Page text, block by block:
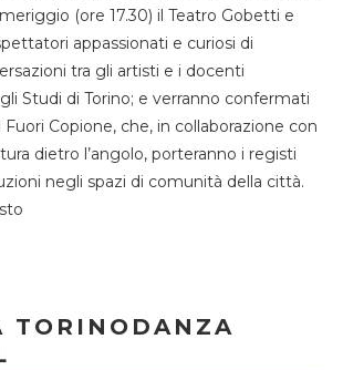
(ore 17.30) il Teatro Gobetti e
appassionati e curiosi di
tra gli artisti e i docenti
Studi di Torino; e verranno confermati
Copione, che, in collaborazione con
dietro l’angolo, porteranno i registi
negli spazi di comunità della città.
TORINODANZA